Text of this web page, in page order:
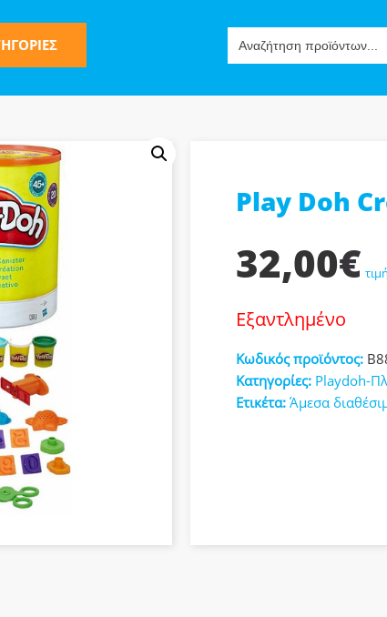
for:
Μίμησης
Play Doh
32,00€
Εξαντλημένο
Κωδικός προϊόντος:
Κατηγορίες: Playdoh-
Ετικέτα: Άμεσα